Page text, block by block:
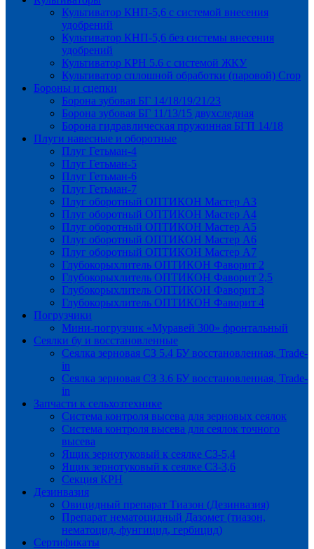
Культиватор КНП-5,6 с системой внесения
удобрений
Культиватор КНП-5,6 без системы внесения
удобрений
Культиватор КРН 5.6 с системой ЖКУ
Культиватор сплошной обработки (паровой) Crop
Бороны и сцепки
Борона зубовая БГ 14/18/19/21/23
Борона зубовая БГ 11/13/15 двухследная
Борона гидравлическая пружинная БГП 14/18
Плуги навесные и оборотные
Плуг Гетьман-4
Плуг Гетьман-5
Плуг Гетьман-6
Плуг Гетьман-7
Плуг оборотный ОПТИКОН Мастер А3
Плуг оборотный ОПТИКОН Мастер А4
Плуг оборотный ОПТИКОН Мастер А5
Плуг оборотный ОПТИКОН Мастер А6
Плуг оборотный ОПТИКОН Мастер А7
Глубокорыхлитель ОПТИКОН Фаворит 2
Глубокорыхлитель ОПТИКОН Фаворит 2,5
Глубокорыхлитель ОПТИКОН Фаворит 3
Глубокорыхлитель ОПТИКОН Фаворит 4
Погрузчики
Мини-погрузчик «Муравей 300» фронтальный
Сеялки бу и восстановленные
Сеялка зерновая СЗ 5.4 БУ восстановленная, Trade-
in
Сеялка зерновая СЗ 3.6 БУ восстановленная, Trade-
in
Запчасти к сельхозтехнике
Система контроля высева для зерновых сеялок
Система контроля высева для сеялок точного
высева
Ящик зернотуковый к сеялке СЗ-5,4
Ящик зернотуковый к сеялке СЗ-3,6
Секция КРН
Дезинвазия
Овицидный препарат Тиазон (Дезинвазия)
Препарат нематоцидный Дазомет (тиазон,
нематоцид, фунгицид, гербицид)
Сертификаты